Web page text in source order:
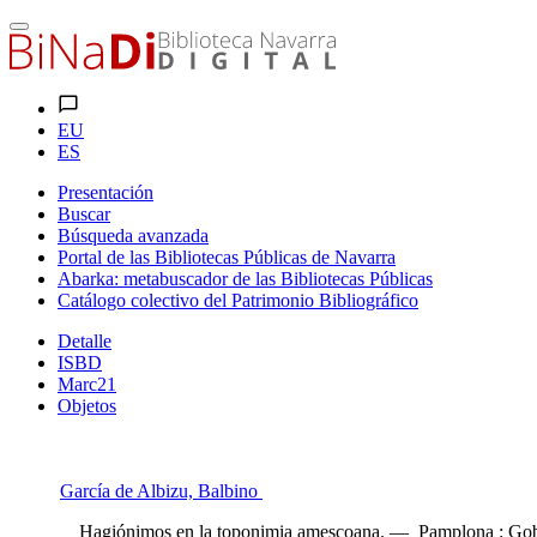
EU
ES
Presentación
Buscar
Búsqueda avanzada
Portal de las Bibliotecas Públicas de Navarra
Abarka: metabuscador de las Bibliotecas Públicas
Catálogo colectivo del Patrimonio Bibliográfico
Detalle
ISBD
Marc21
Objetos
García de Albizu, Balbino
Hagiónimos en la toponimia amescoana. — Pamplona :